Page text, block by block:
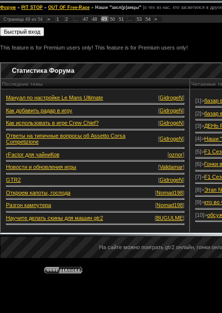
Форум » PIT STOP » OUT OF Free-Race » Наши "засл(р)анцы" (о тех из нас, кто засветился в
Страница 49 из 54 « 1 2 … 47 48 49 50 51 … 53 54 »
This feature is for Premium users only! This feature is for Premium users only!
Статистика Форума
Последние темы Читаемые
Мануал по настройке Le Mans Ultimate [GidrogeN]
Как добавить радар в игру [GidrogeN]
Как использовать в игре Crew Chief? [GidrogeN]
Ответы на типичные вопросы об Assetto Corsa
Competizione
[GidrogeN]
rFactor для чайниКов [oznor]
Новости и обновления игры [Validamar]
GTR2 [GidrogeN]
Откроем капоты, господа [Nomad198]
Разгон кампутера [Nomad198]
Научите делать скины для машин gtr2 [BUGULME]
[1]>базар
[2]>базар
[3]>ДЕНЬ
[4]>Наши
[5]>F1
[6]>Гонки
[7]>F1
[8]>Этап
[9]>кто во
[10]>
На сайте можно поиграть gtr2 онлайн, гонки